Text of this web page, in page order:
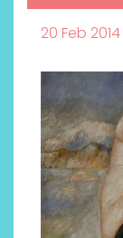
20 Feb 2014